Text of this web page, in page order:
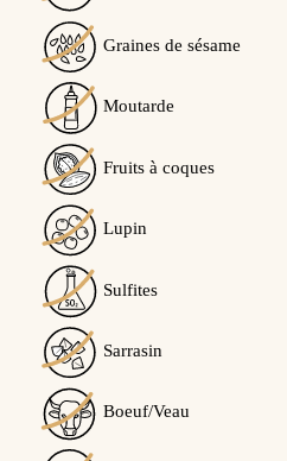
Graines de sésame
Moutarde
Fruits à coques
Lupin
Sulfites
Sarrasin
Boeuf/Veau